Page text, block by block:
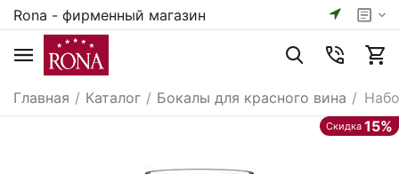
Rona - фирменный магазин
Главная / Каталог / Бокалы для красного вина /
Скидка 15%